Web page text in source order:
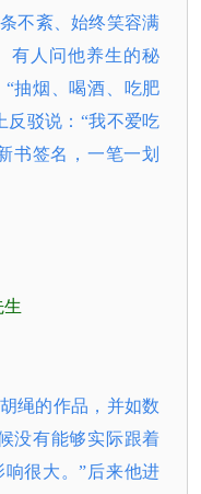
不紊、始终笑容满
有人问他养生的秘
抽烟、喝酒、吃肥
反驳说：“我不爱吃
签名，一笔一划
绳的作品，并如数
没有能够实际跟着
很大。”后来他进